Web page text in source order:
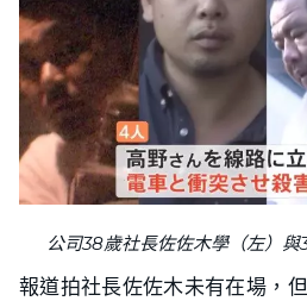
公司38歲社長佐佐木學（左）
報道拍社長佐佐木未有在場，